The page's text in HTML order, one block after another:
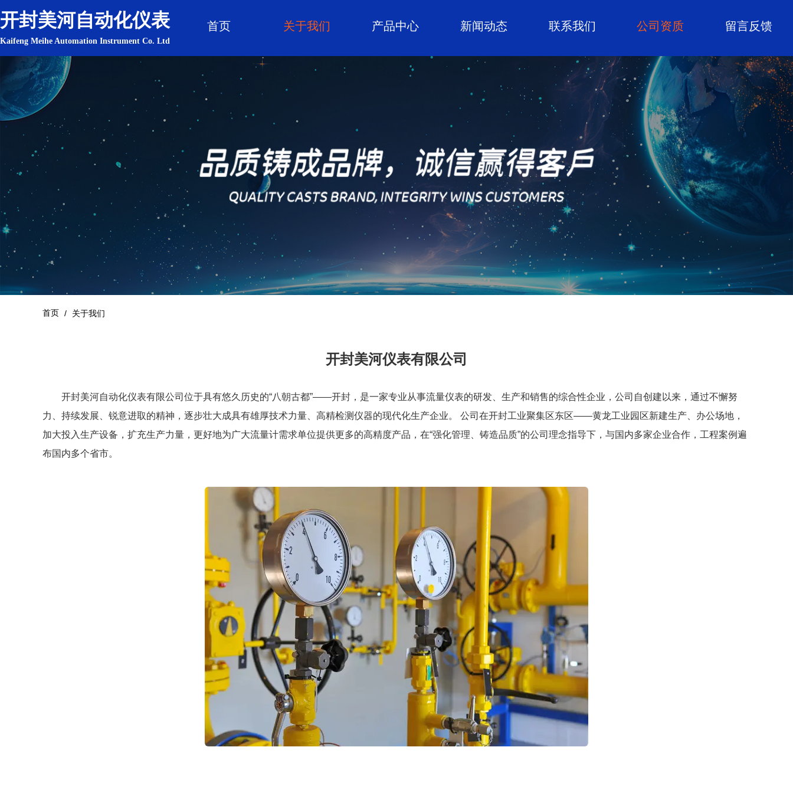
开封美河自动化仪表
Kaifeng Meihe Automation Instrument Co. Ltd
首页 关于我们 产品中心 新闻动态 联系我们 公司资质 留言反馈
首页 / 关于我们
开封美河仪表有限公司
开封美河自动化仪表有限公司位于具有悠久历史的“八朝古都”——开封，是一家专业从事流量仪表的研发、生产和销售的综合性企业，公司自创建以来，通过不懈努
力、持续发展、锐意进取的精神，逐步壮大成具有雄厚技术力量、高精检测仪器的现代化生产企业。 公司在开封工业聚集区东区——黄龙工业园区新建生产、办公场地，
加大投入生产设备，扩充生产力量，更好地为广大流量计需求单位提供更多的高精度产品，在“强化管理、铸造品质”的公司理念指导下，与国内多家企业合作，工程案例遍
布国内多个省市。